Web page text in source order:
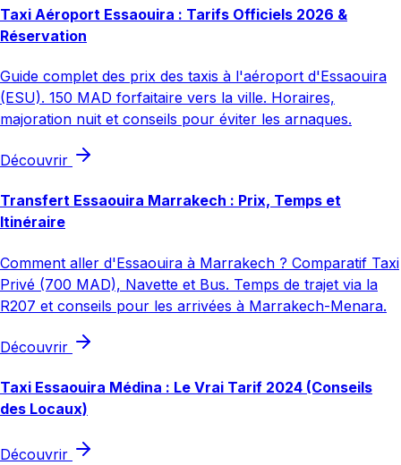
Taxi Aéroport Essaouira : Tarifs Officiels 2026 &
Réservation
Guide complet des prix des taxis à l'aéroport d'Essaouira
(ESU). 150 MAD forfaitaire vers la ville. Horaires,
majoration nuit et conseils pour éviter les arnaques.
Découvrir
Transfert Essaouira Marrakech : Prix, Temps et
Itinéraire
Comment aller d'Essaouira à Marrakech ? Comparatif Taxi
Privé (700 MAD), Navette et Bus. Temps de trajet via la
R207 et conseils pour les arrivées à Marrakech-Menara.
Découvrir
Taxi Essaouira Médina : Le Vrai Tarif 2024 (Conseils
des Locaux)
Découvrir